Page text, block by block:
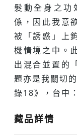
髮動全身之功
係，因此我意
被「誘惑」上
機情境之中。
出混合並置的
題亦是我關切
錄18》，台中
藏品詳情